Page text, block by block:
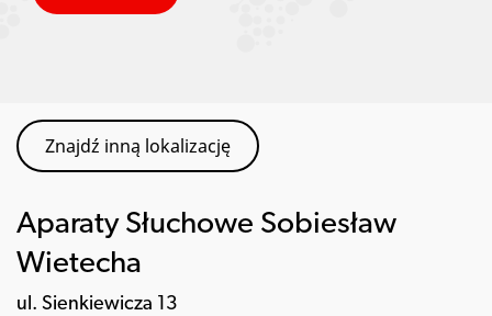
Znajdź inną lokalizację
Aparaty Słuchowe Sobiesław
Wietecha
ul. Sienkiewicza 13